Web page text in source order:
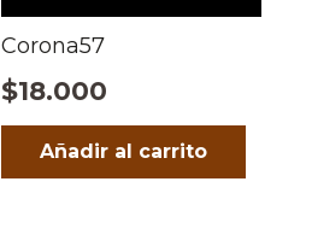
Corona57
$18.000
Añadir al carrito